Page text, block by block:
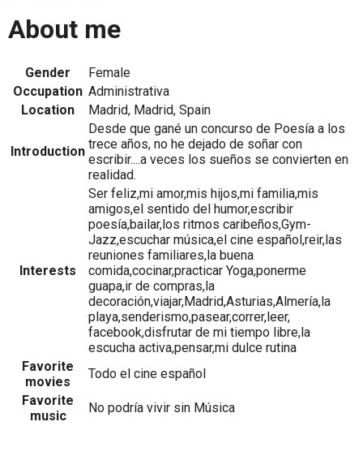
About me
Gender
Female
Occupation Administrativa
Location
Madrid, Madrid, Spain
Introduction
Desde que gané un concurso de Poesía a los
trece años, no he dejado de soñar con
escribir....a veces los sueños se convierten en
realidad.
Interests
Ser feliz,mi amor,mis hijos,mi familia,mis
amigos,el sentido del humor,escribir
poesía,bailar,los ritmos caribeños,Gym-
Jazz,escuchar música,el cine español,reir,las
reuniones familiares,la buena
comida,cocinar,practicar Yoga,ponerme
guapa,ir de compras,la
decoración,viajar,Madrid,Asturias,Almería,la
playa,senderismo,pasear,correr,leer,
facebook,disfrutar de mi tiempo libre,la
escucha activa,pensar,mi dulce rutina
Favorite
movies
Todo el cine español
Favorite
music
No podría vivir sin Música